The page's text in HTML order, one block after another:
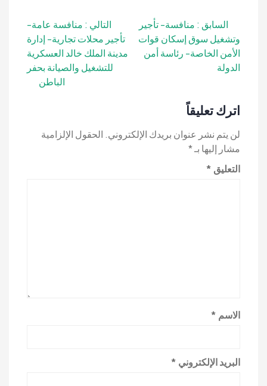
تصفّح
المقالات
السابق : منافسة- تأجير
وتشغيل سوق إسكان قوات
الأمن الخاصة- رئاسة أمن
الدولة
التالي : منافسة عامة-
تأجير محلات تجارية- إدارة
مدينة الملك خالد العسكرية
للتشغيل والصيانة بحفر
الباطن
اترك تعليقاً
لن يتم نشر عنوان بريدك الإلكتروني. الحقول الإلزامية
مشار إليها بـ*
التعليق *
الاسم *
البريد الإلكتروني *